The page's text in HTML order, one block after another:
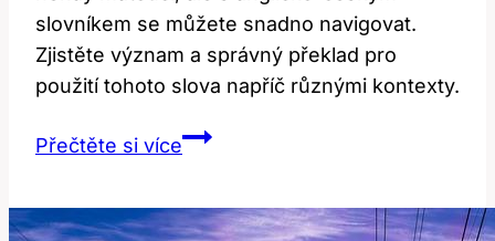
slovníkem se můžete snadno navigovat.
Zjistěte význam a správný překlad pro
použití tohoto slova napříč různými kontexty.
Přečtěte si víceAcross:
Význam